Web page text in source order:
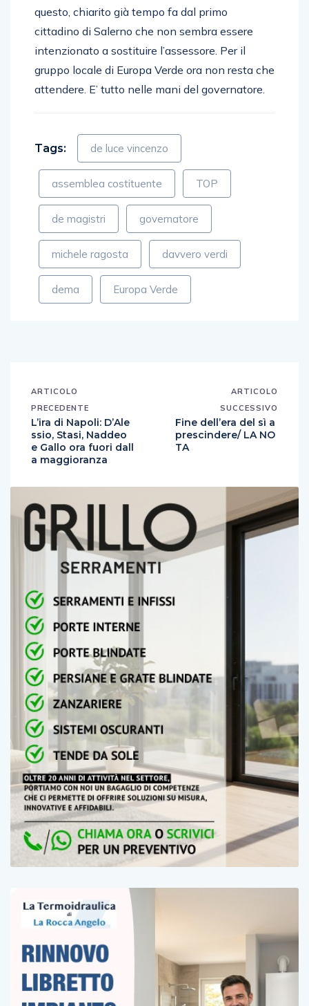
questo, chiarito già tempo fa dal primo
cittadino di Salerno che non sembra essere
intenzionato a sostituire l’assessore. Per il
gruppo locale di Europa Verde ora non resta che
attendere. E’ tutto nelle mani del governatore.
Tags: de luce vincenzo
assemblea costituente TOP
de magistri governatore
michele ragosta davvero verdi
dema Europa Verde
ARTICOLO
PRECEDENTE
L’ira di Napoli: D’Ale
ssio, Stasi, Naddeo
e Gallo ora fuori dall
a maggioranza
ARTICOLO
SUCCESSIVO
Fine dell’era del sì a
prescindere/ LA NO
TA